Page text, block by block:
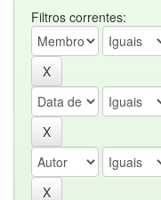
Filtros correntes: